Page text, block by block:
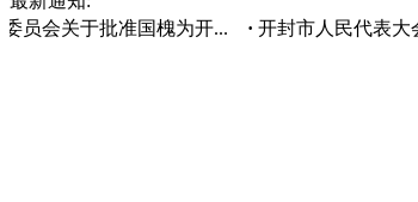
关于批准国槐为开...
· 开封市人民代表大会常